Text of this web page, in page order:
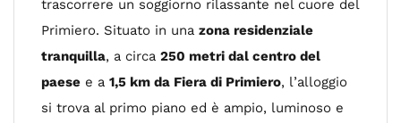
trascorrere un soggiorno rilassante nel cuore del
Primiero. Situato in una zona residenziale
tranquilla, a circa 250 metri dal centro del
paese e a 1,5 km da Fiera di Primiero, l’alloggio
si trova al primo piano ed è ampio, luminoso e